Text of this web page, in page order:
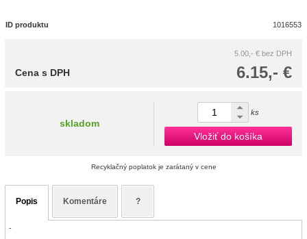
ID produktu 1016553
5.00,- € bez DPH
6.15,- €
Cena s DPH
skladom
ks
Vložiť do košíka
Recyklačný poplatok je zarátaný v cene
Popis Komentáre ?
-